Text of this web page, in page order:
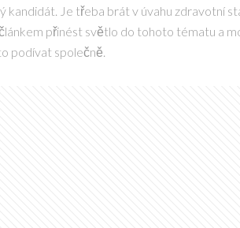
kandidát. Je třeba brát v úvahu zdravotní
přinést světlo do tohoto tématu a
podívat společně.